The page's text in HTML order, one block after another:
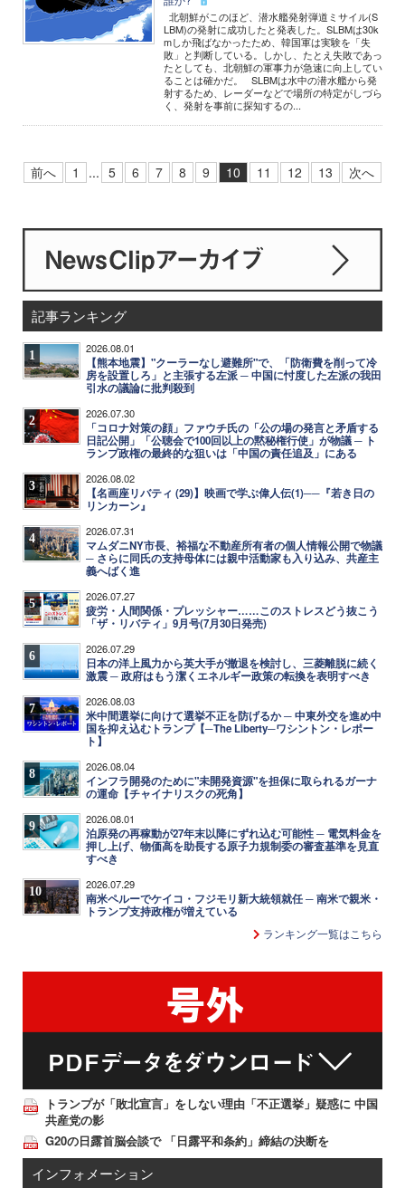
北朝鮮がこのほど、潜水艦発射弾道ミサイル(S
LBM)の発射に成功したと発表した。SLBMは30k
mしか飛ばなかったため、韓国軍は実験を「失
敗」と判断している。しかし、たとえ失敗であっ
たとしても、北朝鮮の軍事力が急速に向上してい
ることは確かだ。 SLBMは水中の潜水艦から発
射するため、レーダーなどで場所の特定がしづら
く、発射を事前に探知するの...
前へ 1 ... 5 6 7 8 9 10 11 12 13 次へ
記事ランキング
1 2026.08.01
【熊本地震】"クーラーなし避難所"で、「防衛費を削って冷
房を設置しろ」と主張する左派 ─ 中国に忖度した左派の我田
引水の議論に批判殺到
2 2026.07.30
「コロナ対策の顔」ファウチ氏の「公の場の発言と矛盾する
日記公開」「公聴会で100回以上の黙秘権行使」が物議 ─ ト
ランプ政権の最終的な狙いは「中国の責任追及」にある
3 2026.08.02
【名画座リバティ (29)】映画で学ぶ偉人伝(1)──『若き日の
リンカーン』
4 2026.07.31
マムダニNY市長、裕福な不動産所有者の個人情報公開で物議
─ さらに同氏の支持母体には親中活動家も入り込み、共産主
義へばく進
5 2026.07.27
疲労・人間関係・プレッシャー……このストレスどう抜こう
「ザ・リバティ」9月号(7月30日発売)
6 2026.07.29
日本の洋上風力から英大手が撤退を検討し、三菱離脱に続く
激震 ─ 政府はもう潔くエネルギー政策の転換を表明すべき
7 2026.08.03
米中間選挙に向けて選挙不正を防げるか ─ 中東外交を進め中
国を抑え込むトランプ【─The Liberty─ワシントン・レポー
ト】
8 2026.08.04
インフラ開発のために"未開発資源"を担保に取られるガーナ
の運命【チャイナリスクの死角】
9 2026.08.01
泊原発の再稼動が27年末以降にずれ込む可能性 ─ 電気料金を
押し上げ、物価高を助長する原子力規制委の審査基準を見直
すべき
10 2026.07.29
南米ペルーでケイコ・フジモリ新大統領就任 ─ 南米で親米・
トランプ支持政権が増えている
ランキング一覧はこちら
トランプが「敗北宣言」をしない理由「不正選挙」疑惑に 中国
共産党の影
G20の日露首脳会談で 「日露平和条約」締結の決断を
インフォメーション